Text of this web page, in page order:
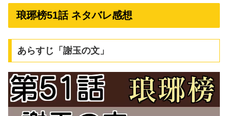
琅琊榜51話 ネタバレ感想
あらすじ「謝玉の文」